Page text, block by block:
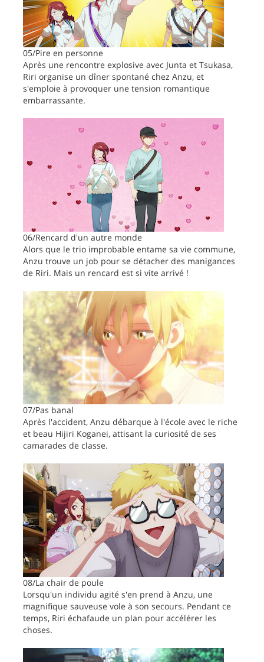
05/Pire en personne
Après une rencontre explosive avec Junta et Tsukasa,
Riri organise un dîner spontané chez Anzu, et
s'emploie à provoquer une tension romantique
embarrassante.
06/Rencard d'un autre monde
Alors que le trio improbable entame sa vie commune,
Anzu trouve un job pour se détacher des manigances
de Riri. Mais un rencard est si vite arrivé !
07/Pas banal
Après l'accident, Anzu débarque à l'école avec le riche
et beau Hijiri Koganei, attisant la curiosité de ses
camarades de classe.
08/La chair de poule
Lorsqu'un individu agité s'en prend à Anzu, une
magnifique sauveuse vole à son secours. Pendant ce
temps, Riri échafaude un plan pour accélérer les
choses.